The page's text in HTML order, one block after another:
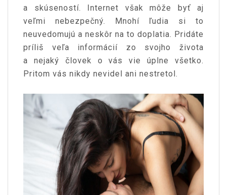
a skúseností. Internet však môže byť aj
veľmi nebezpečný. Mnohí ľudia si to
neuvedomujú a neskôr na to doplatia. Pridáte
príliš veľa informácií zo svojho života
a nejaký človek o vás vie úplne všetko.
Pritom vás nikdy nevidel ani nestretol.